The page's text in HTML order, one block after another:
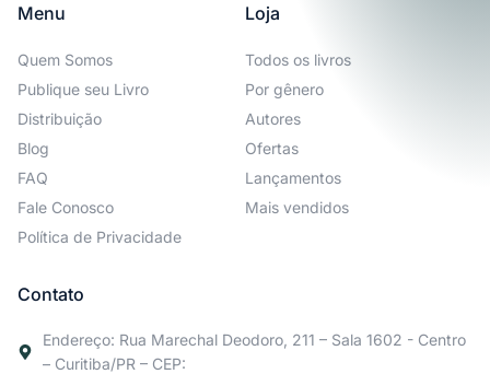
Menu
Quem Somos
Publique seu Livro
Distribuição
Blog
FAQ
Fale Conosco
Política de Privacidade
Loja
Todos os livros
Por gênero
Autores
Ofertas
Lançamentos
Mais vendidos
Contato
Endereço: Rua Marechal Deodoro, 211 – Sala 1602 - Centro
– Curitiba/PR – CEP: